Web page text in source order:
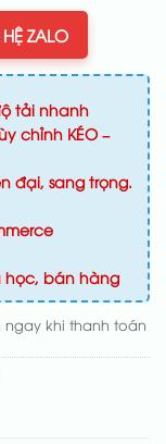
HỆ ZALO
tải nhanh
chỉnh KÉO –
đại, sang trọng.
học, bán hàng
khi thanh toán